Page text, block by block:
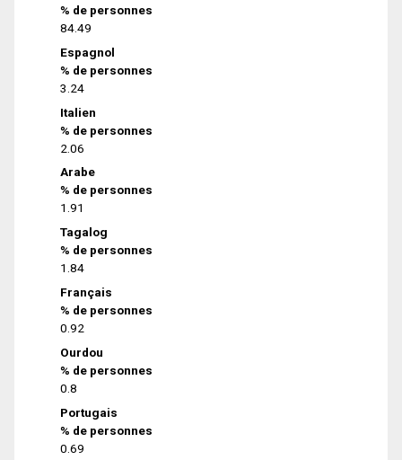
% de personnes
84.49
Espagnol
% de personnes
3.24
Italien
% de personnes
2.06
Arabe
% de personnes
1.91
Tagalog
% de personnes
1.84
Français
% de personnes
0.92
Ourdou
% de personnes
0.8
Portugais
% de personnes
0.69